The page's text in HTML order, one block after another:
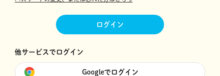
ログイン
他サービスでログイン
Googleでログイン